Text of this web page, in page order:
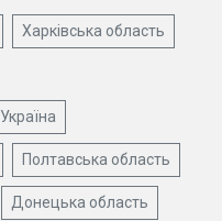
Харківська область
Україна
Полтавська область
Донецька область